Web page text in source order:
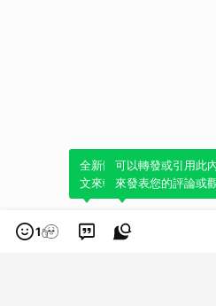
1
全新體驗！一鍵引用此內
文來輕鬆表達個人立場。
可以轉發或引用此
來發表您的評論或觀